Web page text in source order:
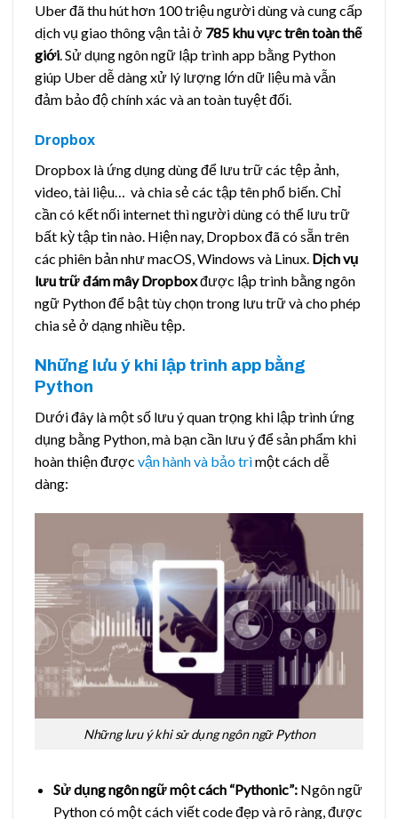
Uber đã thu hút hơn 100 triệu người dùng và cung cấp
dịch vụ giao thông vận tải ở 785 khu vực trên toàn thế
giới. Sử dụng ngôn ngữ lập trình app bằng Python
giúp Uber dễ dàng xử lý lượng lớn dữ liệu mà vẫn
đảm bảo độ chính xác và an toàn tuyệt đối.
Dropbox
Dropbox là ứng dụng dùng để lưu trữ các tệp ảnh,
video, tài liệu… và chia sẻ các tập tên phổ biến. Chỉ
cần có kết nối internet thì người dùng có thể lưu trữ
bất kỳ tập tin nào. Hiện nay, Dropbox đã có sẵn trên
các phiên bản như macOS, Windows và Linux. Dịch vụ
lưu trữ đám mây Dropboxđược lập trình bằng ngôn
ngữ Python để bật tùy chọn trong lưu trữ và cho phép
chia sẻ ở dạng nhiều tệp.
Những lưu ý khi lập trình app bằng
Python
Dưới đây là một số lưu ý quan trọng khi lập trình ứng
dụng bằng Python, mà bạn cần lưu ý để sản phẩm khi
hoàn thiện được vận hành và bảo trìmột cách dễ
dàng:
Những lưu ý khi sử dụng ngôn ngữ Python
Sử dụng ngôn ngữ một cách “Pythonic”:Ngôn ngữ
Python có một cách viết code đẹp và rõ ràng, được